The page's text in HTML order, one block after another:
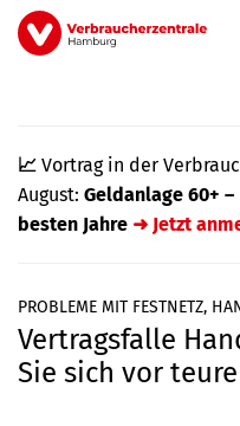
Direkt
zum
📈 Vortrag in der
August: Geldanlage 60+
besten Jahre ➜ Jetzt
PROBLEME MIT FESTNETZ,
Vertragsfalle
Sie sich vor